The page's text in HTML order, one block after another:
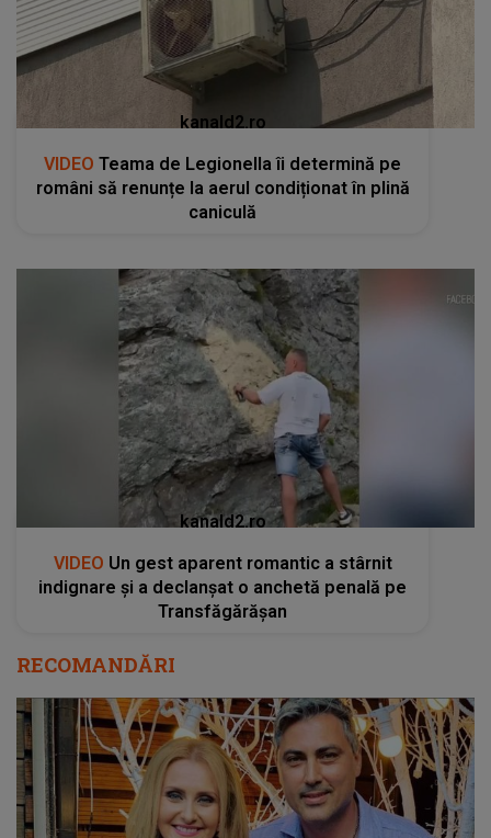
kanald2.ro
VIDEO Teama de Legionella îi determină pe
români să renunțe la aerul condiționat în plină
caniculă
kanald2.ro
VIDEO Un gest aparent romantic a stârnit
indignare și a declanșat o anchetă penală pe
Transfăgărășan
RECOMANDĂRI